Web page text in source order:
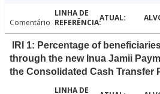
Comentário
IRI 1: Percentage of
through the new Inua Jamii
the Consolidated Cash Transfer